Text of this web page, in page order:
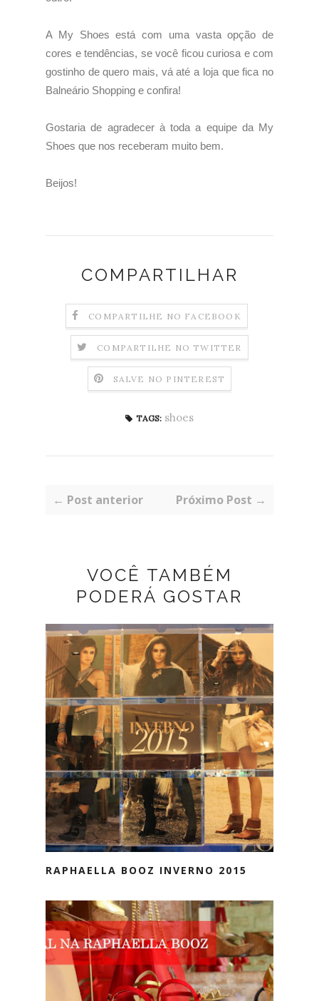
A My Shoes está com uma vasta opção de
cores e tendências, se você ficou curiosa e com
gostinho de quero mais, vá até a loja que fica no
Balneário Shopping e confira!
Gostaria de agradecer à toda a equipe da My
Shoes que nos receberam muito bem.
Beijos!
COMPARTILHAR
COMPARTILHE NO FACEBOOK
COMPARTILHE NO TWITTER
SALVE NO PINTEREST
TAGS: shoes
← Post anterior Próximo Post →
VOCÊ TAMBÉM
PODERÁ GOSTAR
RAPHAELLA BOOZ INVERNO 2015